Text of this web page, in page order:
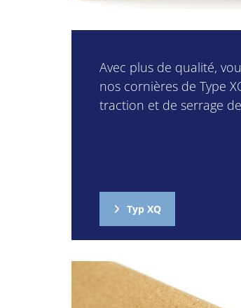
Avec plus de qualité,
nos cornières de Type
traction et de serrage
Typ XQ